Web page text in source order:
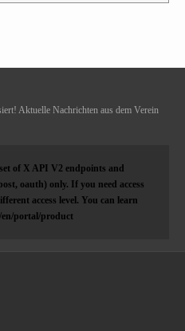
Aktuelle Nachrichten aus dem Verein
of X API V2 endpoints and
oauth) only. If you need access
access level. You can learn
en/portal/product